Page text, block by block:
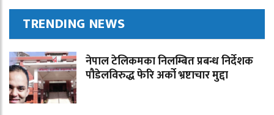
TRENDING NEWS
नेपाल टेलिकमका निलम्बित प्रबन्ध निर्देशक
पौडेलविरुद्ध फेरि अर्को भ्रष्टाचार मुद्दा